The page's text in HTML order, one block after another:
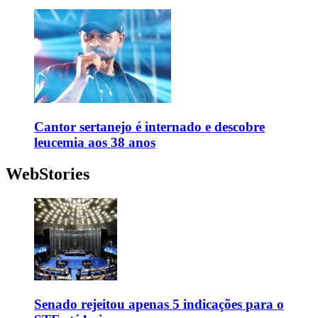
Cantor sertanejo é internado e descobre
leucemia aos 38 anos
WebStories
Senado rejeitou apenas 5 indicações para o